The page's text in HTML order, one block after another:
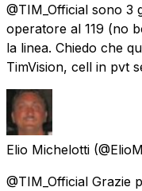
@TIM_Official sono
operatore al 119 (no
la linea. Chiedo che
TimVision, cell in pvt
Elio Michelotti
@TIM_Official Grazie